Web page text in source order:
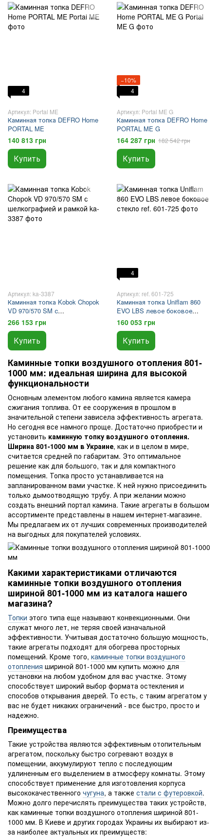
4
Артикул: Portal ME
Каминная топка DEFRO Home
PORTAL ME
140 813 грн
Купить
−10%
4
Артикул: Portal ME G
Каминная топка DEFRO Home
PORTAL ME G
164 287 грн 182 542 грн
Купить
Артикул: ka-3387
Каминная топка Kobok Chopok
VD 970/570 SM с
шелкографией и рамкой
266 153 грн
Купить
4
Артикул: ref. 601-725
Каминная топка Uniflam 860
EVO LBS левое боковое
стекло
160 053 грн
Купить
Каминные топки воздушного отопления 801-
1000 мм: идеальная ширина для высокой
функциональности
Основным элементом любого камина является камера
сжигания топлива. От ее сооружения в прошлом в
значительной степени зависела эффективность агрегата.
Но сегодня все намного проще. Достаточно приобрести и
установить каминную топку воздушного отопления.
Ширина 801-1000 мм в Украине, как и в целом в мире,
считается средней по габаритам. Это оптимальное
решение как для большого, так и для компактного
помещения. Топка просто устанавливается на
запланированном вами участке. К ней нужно присоединить
только дымоотводящую трубу. А при желании можно
создать внешний портал камина. Такие агрегаты в большом
ассортименте представлены в нашем интернет-магазине.
Мы предлагаем их от лучших современных производителей
на выгодных для покупателей условиях.
Какими характеристиками отличаются
каминные топки воздушного отопления
шириной 801-1000 мм из каталога нашего
магазина?
Топки этого типа еще называют конвекционными. Они
служат много лет, не теряя своей изначальной
эффективности. Учитывая достаточно большую мощность,
такие агрегаты подходят для обогрева просторных
помещений. Кроме того, каминные топки воздушного
отопления шириной 801-1000 мм купить можно для
установки на любом удобном для вас участке. Этому
способствует широкий выбор формата остекления и
способов открывания дверей. То есть, с таким агрегатом у
вас не будет никаких ограничений - все быстро, просто и
надежно.
Преимущества
Такие устройства являются эффективным отопительным
агрегатом, поскольку быстро согревают воздух в
помещении, аккумулируют тепло с последующим
удлиненным его выделением в атмосферу комнаты. Этому
способствует применение для изготовления корпуса
высококачественного чугуна, а также стали с футеровкой.
Можно долго перечислять преимущества таких устройств,
как каминные топки воздушного отопления шириной 801-
1000 мм. В Киеве и других городах Украины их выбирают из-
за наиболее актуальных их преимуществ: